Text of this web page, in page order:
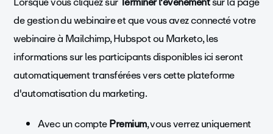
de gestion du webinaire et que vous avez connecté votre
webinaire à Mailchimp, Hubspot ou Marketo, les
informations sur les participants disponibles ici seront
automatiquement transférées vers cette plateforme
d'automatisation du marketing.
Avec un comptePremium, vous verrez uniquement